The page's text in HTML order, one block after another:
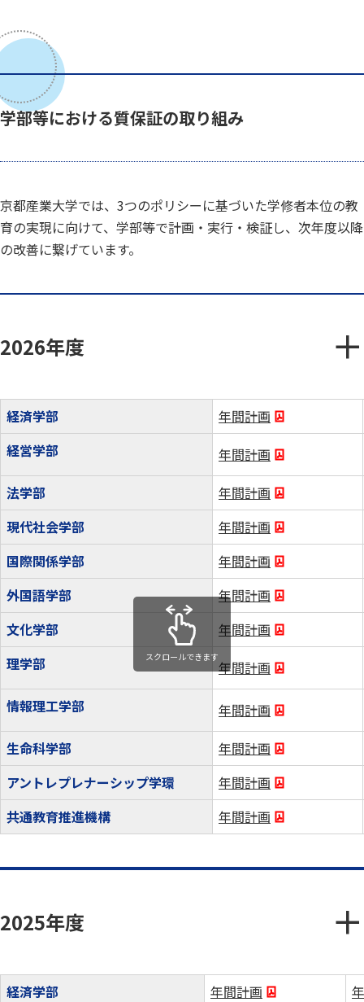
学部等における質保証の取り組み
京都産業大学では、3つのポリシーに基づいた学修者本位の教
育の実現に向けて、学部等で計画・実行・検証し、次年度以降
の改善に繋げています。
2026年度
経済学部
年間計画
経営学部
年間計画
法学部
年間計画
現代社会学部
年間計画
国際関係学部
年間計画
外国語学部
年間計画
文化学部
年間計画
理学部
年間計画
情報理工学部
年間計画
生命科学部
年間計画
アントレプレナーシップ学環
年間計画
共通教育推進機構
年間計画
スクロールできます
2025年度
経済学部 年間計画